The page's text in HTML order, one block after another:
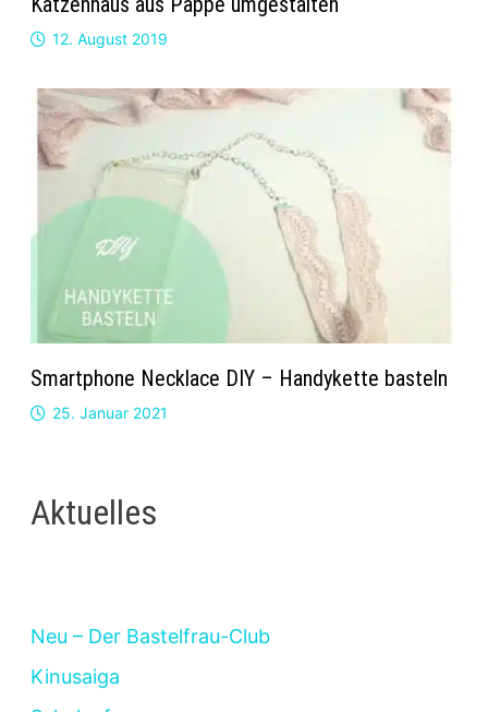
12. August 2019
Smartphone Necklace DIY – Handykette basteln
25. Januar 2021
Aktuelles
Neu – Der Bastelfrau-Club
Kinusaiga